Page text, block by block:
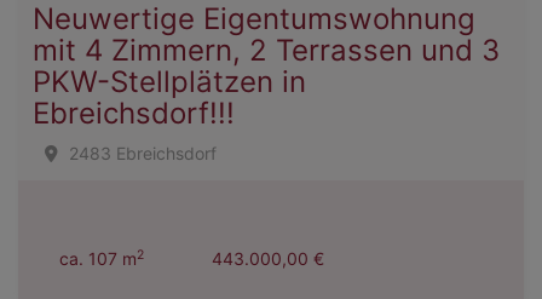
Neuwertige Eigentumswohnung
mit 4 Zimmern, 2 Terrassen und 3
PKW-Stellplätzen in
Ebreichsdorf!!!
2483 Ebreichsdorf
ca. 107 m2 443.000,00 €